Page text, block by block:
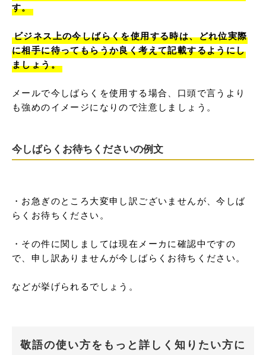
す。
ビジネス上の今しばらくを使用する時は、どれ位実際
に相手に待ってもらうか良く考えて記載するようにし
ましょう。
メールで今しばらくを使用する場合、口頭で言うより
も強めのイメージになりので注意しましょう。
今しばらくお待ちくださいの例文
・お急ぎのところ大変申し訳ございませんが、今しば
らくお待ちください。
・その件に関しましては現在メーカに確認中ですの
で、申し訳ありませんが今しばらくお待ちください。
などが挙げられるでしょう。
敬語の使い方をもっと詳しく知りたい方に